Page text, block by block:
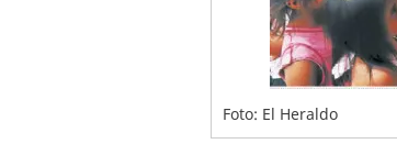
Foto: El Heraldo